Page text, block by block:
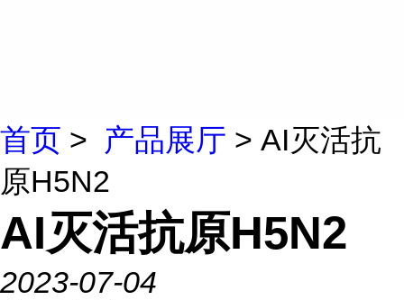
首页 > 产品展厅 > AI灭活抗
原H5N2
AI灭活抗原H5N2
2023-07-04